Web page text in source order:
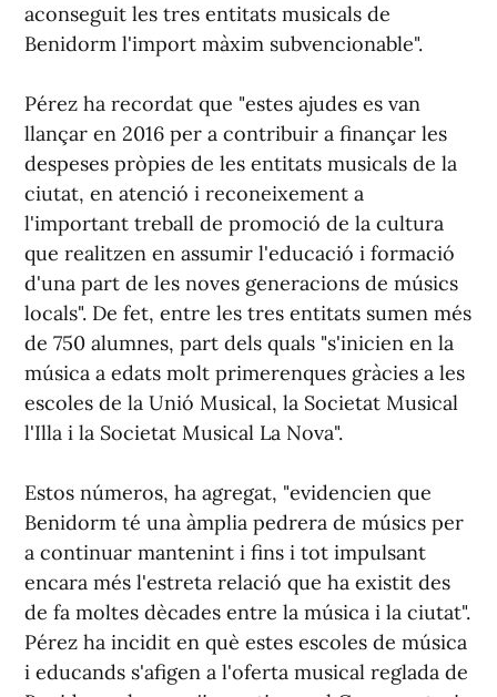
aconseguit les tres entitats musicals de
Benidorm l'import màxim subvencionable".
Pérez ha recordat que "estes ajudes es van
llançar en 2016 per a contribuir a finançar les
despeses pròpies de les entitats musicals de la
ciutat, en atenció i reconeixement a
l'important treball de promoció de la cultura
que realitzen en assumir l'educació i formació
d'una part de les noves generacions de músics
locals". De fet, entre les tres entitats sumen més
de 750 alumnes, part dels quals "s'inicien en la
música a edats molt primerenques gràcies a les
escoles de la Unió Musical, la Societat Musical
l'Illa i la Societat Musical La Nova".
Estos números, ha agregat, "evidencien que
Benidorm té una àmplia pedrera de músics per
a continuar mantenint i fins i tot impulsant
encara més l'estreta relació que ha existit des
de fa moltes dècades entre la música i la ciutat".
Pérez ha incidit en què estes escoles de música
i educands s'afigen a l'oferta musical reglada de